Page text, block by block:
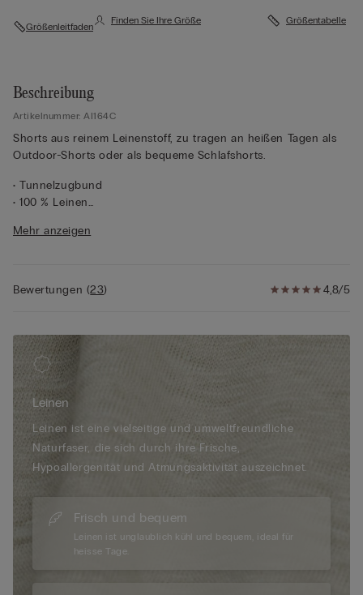
Größenleitfaden
Finden Sie Ihre Größe Größentabelle
Beschreibung
Artikelnummer: AI164C
Shorts aus reinem Leinenstoff, zu tragen an heißen Tagen als
Outdoor-Shorts oder als bequeme Schlafshorts.
• Tunnelzugbund
• 100 % Leinen
• Das Model ist 175 cm groß und trägt Größe S
Mehr anzeigen
4,8/5
Bewertungen (23)
Leinen
Leinen ist eine vielseitige und umweltfreundliche
Naturfaser, die sich durch ihre Frische,
Hypoallergenität und Atmungsaktivität auszeichnet.
Frisch und bequem
Leinen ist unglaublich kühl und bequem, ideal für
heisse Tage.